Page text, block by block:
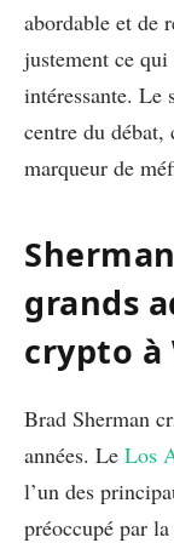
abordable et de
justement ce qui
intéressante. Le
centre du débat,
marqueur de
grands
crypto à
Brad Sherman
années. Le Los
l’un des
préoccupé par